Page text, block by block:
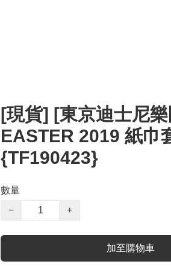
[現貨] [東京迪士尼
EASTER 2019 紙巾
{TF190423}
數量
−
+
加至購物車